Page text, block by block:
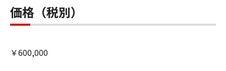
価格（税別）
￥600,000